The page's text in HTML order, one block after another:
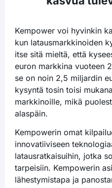
Kempower voi hyvinkin
kun latausmarkkinoiden
itse sitä mieltä, että
euron markkina vuoteen
se on noin 2,5 miljardin
kysyntä tosin toisi
markkinoille, mikä
alaspäin.
Kempowerin omat
innovatiiviseen
latausratkaisuihin, jotka
tarpeisiin. Kempowerin
lähestymistapa ja